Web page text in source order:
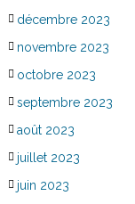
décembre 2023
novembre 2023
octobre 2023
septembre 2023
août 2023
juillet 2023
juin 2023